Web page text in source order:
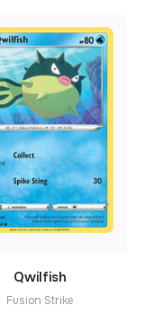
Qwilfish
Fusion Strike